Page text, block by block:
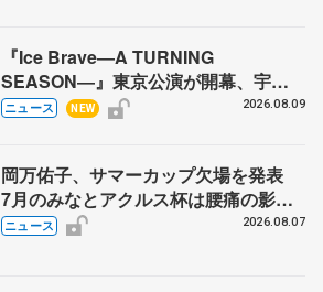
『Ice Brave―A TURNING
SEASON―』東京公演が開幕、宇野
昌磨の『Ice Brave』にかける思いを
ニュース NEW 2026.08.09
岡万佑子、サマーカップ欠場を発表
7月のみなとアクルス杯は腰痛の影響
で
ニュース 2026.08.07